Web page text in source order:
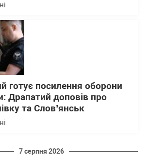
готує посилення оборони
Драпатий доповів про
та Слов’янськ
7 серпня 2026